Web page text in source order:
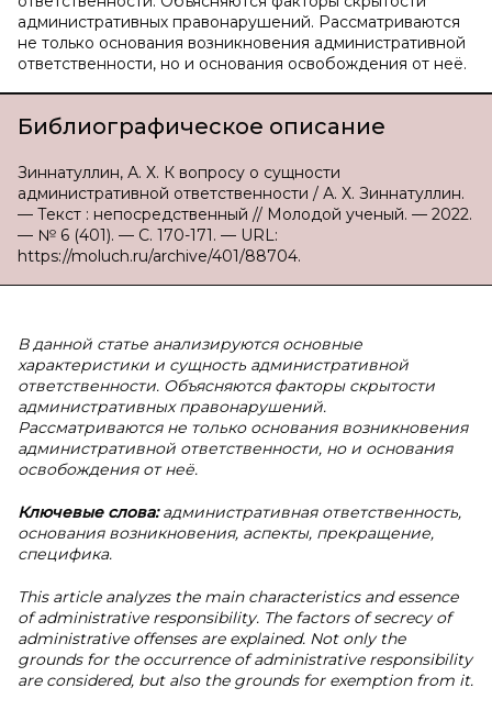
административных правонарушений. Рассматриваются
не только основания возникновения административной
ответственности, но и основания освобождения от неё.
Библиографическое описание
Зиннатуллин, А. Х. К вопросу о сущности
административной ответственности / А. Х. Зиннатуллин.
— Текст : непосредственный // Молодой ученый. — 2022.
— № 6 (401). — С. 170-171. — URL:
https://moluch.ru/archive/401/88704.
В данной статье анализируются основные
характеристики и сущность административной
ответственности. Объясняются факторы скрытости
административных правонарушений.
Рассматриваются не только основания возникновения
административной ответственности, но и основания
освобождения от неё.
Ключевые слова:административная ответственность,
основания возникновения, аспекты, прекращение,
специфика.
This article analyzes the main characteristics and essence
of administrative responsibility. The factors of secrecy of
administrative offenses are explained. Not only the
grounds for the occurrence of administrative responsibility
are considered, but also the grounds for exemption from it.